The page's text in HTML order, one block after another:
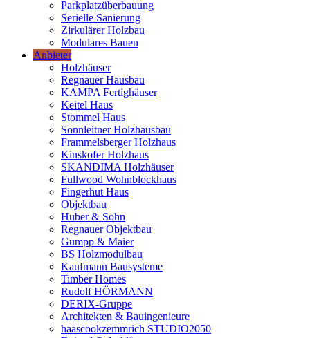
Parkplatzüberbauung
Serielle Sanierung
Zirkulärer Holzbau
Modulares Bauen
Anbieter
Holzhäuser
Regnauer Hausbau
KAMPA Fertighäuser
Keitel Haus
Stommel Haus
Sonnleitner Holzhausbau
Frammelsberger Holzhaus
Kinskofer Holzhaus
SKANDIMA Holzhäuser
Fullwood Wohnblockhaus
Fingerhut Haus
Objektbau
Huber & Sohn
Regnauer Objektbau
Gumpp & Maier
BS Holzmodulbau
Kaufmann Bausysteme
Timber Homes
Rudolf HÖRMANN
DERIX-Gruppe
Architekten & Bauingenieure
haascookzemmrich STUDIO2050